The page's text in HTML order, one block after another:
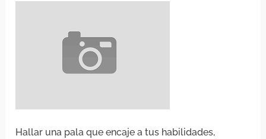
Hallar una pala que encaje a tus habilidades,